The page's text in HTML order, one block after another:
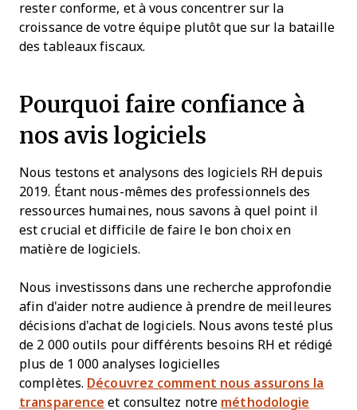
rester conforme, et à vous concentrer sur la
croissance de votre équipe plutôt que sur la bataille
des tableaux fiscaux.
Pourquoi faire confiance à
nos avis logiciels
Nous testons et analysons des logiciels RH depuis
2019. Étant nous-mêmes des professionnels des
ressources humaines, nous savons à quel point il
est crucial et difficile de faire le bon choix en
matière de logiciels.
Nous investissons dans une recherche approfondie
afin d'aider notre audience à prendre de meilleures
décisions d'achat de logiciels. Nous avons testé plus
de 2 000 outils pour différents besoins RH et rédigé
plus de 1 000 analyses logicielles
complètes. Découvrez comment nous assurons la
transparence et consultez notre méthodologie